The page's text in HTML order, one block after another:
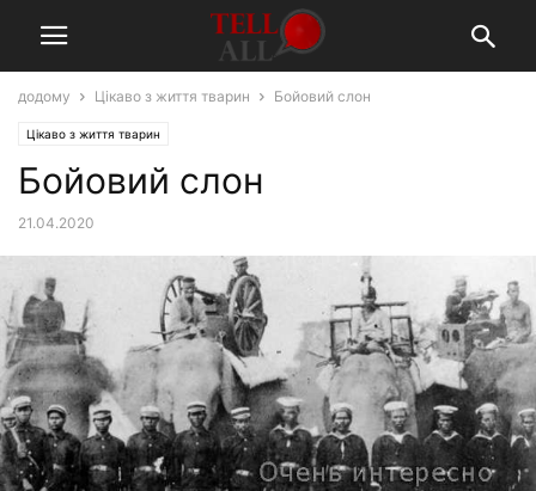
додому Цікаво з життя тварин Бойовий слон
Цікаво з життя тварин
Бойовий слон
21.04.2020